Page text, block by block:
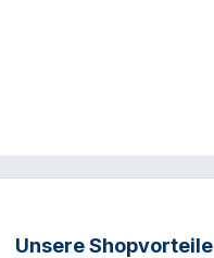
Unsere Shopvorteile